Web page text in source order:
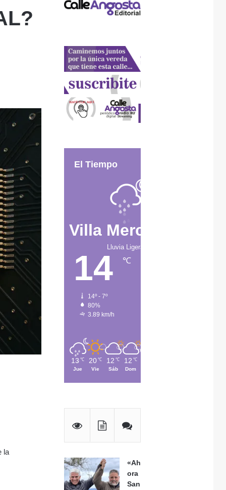
la
El Tiempo
Villa Mercedes
Lluvia Ligera
14 ℃
14º - 7º
80%
3.89 km/h
13 ℃
Jue
20 ℃
Vie
12 ℃
Sáb
12 ℃
Dom
«Ah
ora
San